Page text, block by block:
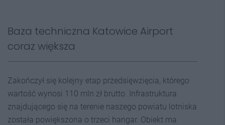
Baza techniczna Katowice Airport
coraz większa
Zakończył się kolejny etap przedsięwzięcia, którego
wartość wynosi 110 mln zł brutto. Infrastruktura
znajdującego się na terenie naszego powiatu lotniska
została powiększona o trzeci hangar. Obiekt ma